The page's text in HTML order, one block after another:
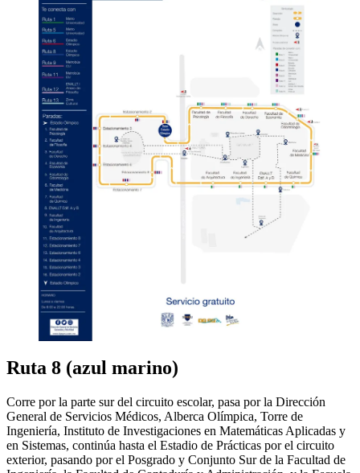
Ruta 8 (azul marino)
Corre por la parte sur del circuito escolar, pasa por la Dirección
General de Servicios Médicos, Alberca Olímpica, Torre de
Ingeniería, Instituto de Investigaciones en Matemáticas Aplicadas y
en Sistemas, continúa hasta el Estadio de Prácticas por el circuito
exterior, pasando por el Posgrado y Conjunto Sur de la Facultad de